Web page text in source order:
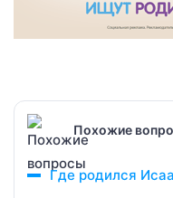
Похожие
Где родился